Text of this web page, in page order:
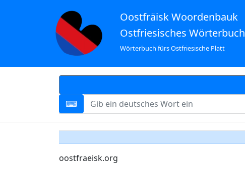
Oostfräisk Woordenbauk
Ostfriesisches Wörterbuch
Wörterbuch fürs Ostfriesische Platt
oostfraeisk.org